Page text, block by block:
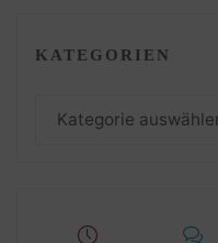
KATEGORIEN
Kategorien